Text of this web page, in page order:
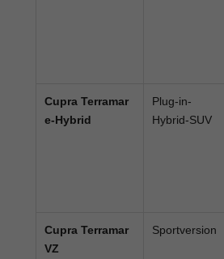
Cupra Terramar
e-Hybrid
Plug-in-
Hybrid-SUV
Cupra Terramar
VZ
Sportversion